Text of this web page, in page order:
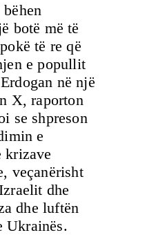
botë më të
të re që
e popullit
në një
X, raporton
se shpreson
e
krizave
veçanërisht
dhe
dhe luftën
Ukrainës.